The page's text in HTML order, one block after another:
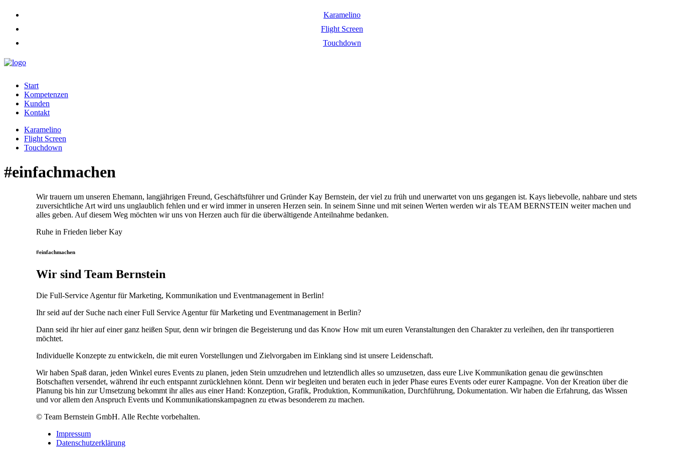
Karamelino
Flight Screen
Touchdown
Start
Kompetenzen
Kunden
Kontakt
Karamelino
Flight Screen
Touchdown
#einfachmachen
Wir trauern um unseren Ehemann, langjährigen Freund, Geschäftsführer und Gründer Kay Bernstein, der viel zu früh und unerwartet von uns gegangen ist. Kays liebevolle, nahbare und stets
zuversichtliche Art wird uns unglaublich fehlen und er wird immer in unseren Herzen sein. In seinem Sinne und mit seinen Werten werden wir als TEAM BERNSTEIN weiter machen und
alles geben. Auf diesem Weg möchten wir uns von Herzen auch für die überwältigende Anteilnahme bedanken.
Ruhe in Frieden lieber Kay
#einfachmachen
Wir sind Team Bernstein
Die Full-Service Agentur für Marketing, Kommunikation und Eventmanagement in Berlin!
Ihr seid auf der Suche nach einer Full Service Agentur für Marketing und Eventmanagement in Berlin?
Dann seid ihr hier auf einer ganz heißen Spur, denn wir bringen die Begeisterung und das Know How mit um euren Veranstaltungen den Charakter zu verleihen, den ihr transportieren
möchtet.
Individuelle Konzepte zu entwickeln, die mit euren Vorstellungen und Zielvorgaben im Einklang sind ist unsere Leidenschaft.
Wir haben Spaß daran, jeden Winkel eures Events zu planen, jeden Stein umzudrehen und letztendlich alles so umzusetzen, dass eure Live Kommunikation genau die gewünschten
Botschaften versendet, während ihr euch entspannt zurücklehnen könnt. Denn wir begleiten und beraten euch in jeder Phase eures Events oder eurer Kampagne. Von der Kreation über die
Planung bis hin zur Umsetzung bekommt ihr alles aus einer Hand: Konzeption, Grafik, Produktion, Kommunikation, Durchführung, Dokumentation. Wir haben die Erfahrung, das Wissen
und vor allem den Anspruch Events und Kommunikationskampagnen zu etwas besonderem zu machen.
© Team Bernstein GmbH. Alle Rechte vorbehalten.
Impressum
Datenschutzerklärung